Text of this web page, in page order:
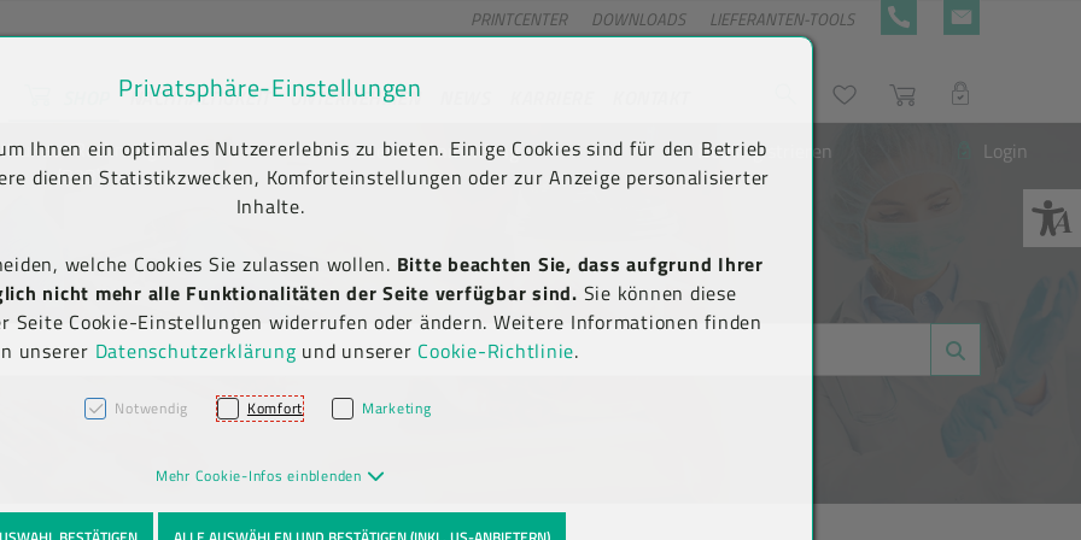
springen [AK + 2]
[AK + 5]
PRINTCENTER DOWNLOADS LIEFERANTEN-TOOLS +43 5576 7177 818
NACHHALTIGKEIT UNTERNEHMEN WunschlisteWarenkorb
LOGIN
Kauf auf Rechnung
(B2B)
Newsletter-Anmeldung Neu registrieren Login
Privatsphäre-Einstellungen
Ihnen ein optimales Nutzererlebnis zu bieten. Einige Cookies sind für den Betrieb
dienen Statistikzwecken, Komforteinstellungen oder zur Anzeige personalisierter
Inhalte.
welche Cookies Sie zulassen wollen. Bitte beachten Sie, dass aufgrund Ihrer
nicht mehr alle Funktionalitäten der Seite verfügbar sind. Sie können diese
Seite Cookie-Einstellungen widerrufen oder ändern. Weitere Informationen finden
unserer Datenschutzerklärung und unserer Cookie-Richtlinie.
Notwendig Komfort Marketing
Mehr Cookie-Infos einblenden